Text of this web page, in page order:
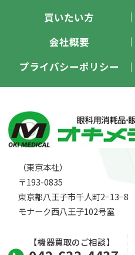
買いたい方
会社概要
プライバシーポリシー
（東京本社）
〒193-0835
東京都八王子市千人町2−13−8
モナーク西八王子102号室
【機器買取のご相談】